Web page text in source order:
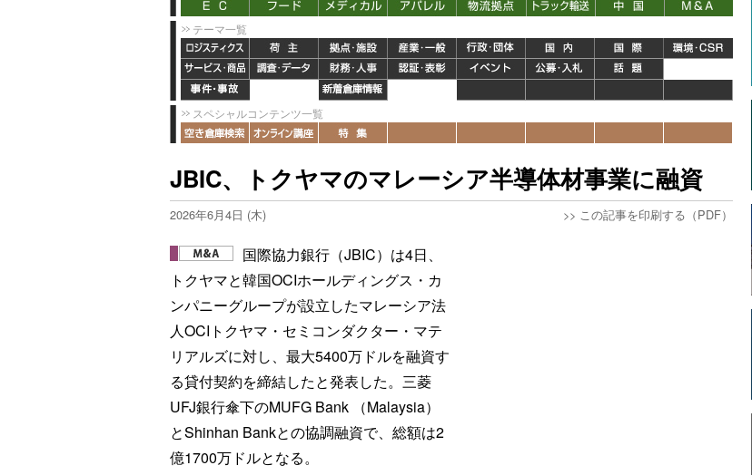
テーマ一覧
スペシャルコンテンツ一覧
JBIC、トクヤマのマレーシア半導体材事業に融資
2026年6月4日 (木) >> この記事を印刷する（PDF）
国際協力銀行（JBIC）は4日、
トクヤマと韓国OCIホールディングス・カ
ンパニーグループが設立したマレーシア法
人OCIトクヤマ・セミコンダクター・マテ
リアルズに対し、最大5400万ドルを融資す
る貸付契約を締結したと発表した。三菱
UFJ銀行傘下のMUFG Bank （Malaysia）
とShinhan Bankとの協調融資で、総額は2
億1700万ドルとなる。